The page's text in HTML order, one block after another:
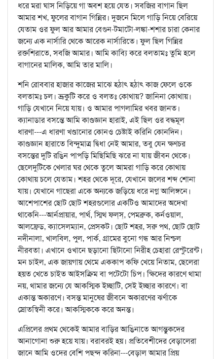
ধরে মরা ঘাস নিড়িয়ে গা অবশ হয়ে যেত। সবজির বাগান ছিল
আমার শখ, ফুলের বাগান গিন্নির। দুজনে মিলে গাড়ি নিয়ে বেরিয়ে
যেতাম ওর ফুল আর আমার বেগুন-টমাটো-লঙ্কা-শশার চারা কেনার
জন্যে এক নার্সারি থেকে আরেক নার্সারিতে। ফুল ছিল গিন্নির
রক্তশিরাতে, সবজি আমার। আমি কাব্যি করে বলতামঃ তুমি হলে
বাগানের মালিক, আমি তার মালি।
শনি রোববার হাজার কাজের মাঝে হঠাৎ হঠাৎ কাজ ফেলে ওকে
বলতামঃ চল। ভ্রূকুটি করে ও বলতঃ কোথায়? জানিনা কোথায়।
গাড়ি যেখানে নিয়ে যায়। ও আমার পাগলামির খবর জানত।
ক্যানাডার বসন্তে আমি কাণ্ডজ্ঞান হারাই, এই ছিল ওর বদ্ধমূল
ধারণা---এ ধারণা খণ্ডানোর কোনও চেষ্টাই করিনি কোনদিন।
কাণ্ডজ্ঞান হারাতে বিন্দুমাত্র দ্বিধা নেই আমার, তবু যেন ক্ষণচর
বসন্তের দুটি রঙিন পাপড়ি মিছিমিছি ঝরে না যায় জীবন থেকে।
ছেলেদুটিকে খেলার ঘর থেকে তুলে আমরা গাড়ি করে কোথায়
কোথায় চলে যেতাম। শহর থেকে দূরে, যেখানে জলের শব্দ শোনা
যায়। যেখানে গাছেরা একে অন্যকে জড়িয়ে ধরে নগ্ন আলিঙ্গনে।
আশেপাশের ছোট ছোট শহরগুলোর একটিও আমাদের অদেখা
থাকেনি---আর্নপ্রায়ার, পার্থ, স্মিথ ফল্‌স্‌, পেমব্রুক, কর্নওয়াল,
আলফ্রেড, ক্যাসেলম্যান, প্রেসকট। ছোট শহর, সরু পথ, ছোট ছোট
নদীনালা, খালবিল, পুল, পার্ক, গ্রামের বুনো গন্ধ আর নিশ্চল
নীরবতা। এখানে ওখানে ছড়ানো ছিটানো নিরীহ চেহারা রেস্টুরেন্ট।
মন চাইল, এক জায়গায় থেমে এককাপ কফি খেয়ে নিতাম, ছেলেরা
হয়ত খেতে চাইত আইসক্রিম বা পটেটো চিপ। ক্ষিদের কারণে থামা
নয়, থামার জন্যে যে আকস্মিক ইচ্ছাটি, সেই ইচ্ছার কারণে। বা
একান্ত অকারণে। বসন্ত মানুষের জীবনে অকারণের ঝর্ণাকে
স্রোতস্বিনী করে। আকস্মিককে করে অনন্ত।
এপ্রিলের প্রথম থেকেই আমার বাড়ির আঙিনাতে আগন্তুকদের
আনাগোনা শুরু হয়ে যায়। বরাবরই হয়। প্রতিবেশীদের বেড়ালেরা
জানে আমি ওদের বেশি পছন্দ করিনা---বেড়াল আমার প্রিয়